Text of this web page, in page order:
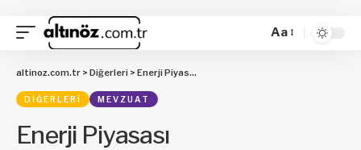
Aa
altinoz.com.tr > Diğerleri > Enerji Piyasası Düzenleme Kurulunun 15/02/2018 Tarihli ve 7689-1 Sayılı Kararı
DIĞERLERI MEVZUAT
Enerji Piyasası